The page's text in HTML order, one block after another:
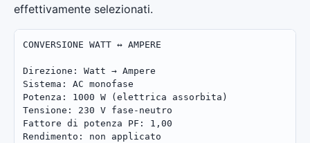
effettivamente selezionati.